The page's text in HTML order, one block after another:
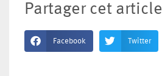
Partager cet article
Facebook Twitter